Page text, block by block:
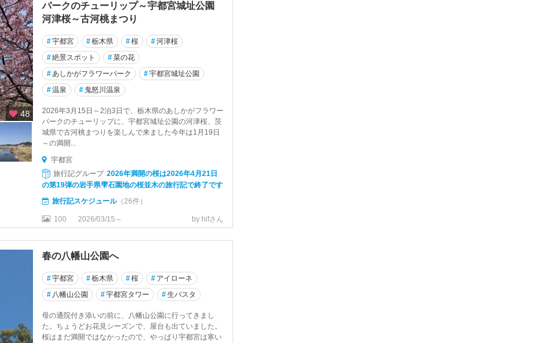
48
パークのチューリップ～宇都宮城址公園
河津桜～古河桃まつり
#宇都宮 #栃木県 #桜 #河津桜
#絶景スポット #菜の花
#あしかがフラワーパーク #宇都宮城址公園
#温泉 # 鬼怒川温泉
2026年3月15日～2泊3日で、栃木県のあしかがフラワー
パークのチューリップに、宇都宮城址公園の河津桜、茨
城県で古河桃まつりを楽しんで来ました今年は1月19日
～の満開...
宇都宮
旅行記グループ 2026年満開の桜は2026年4月21日
の第19弾の岩手県雫石園地の桜並木の旅行記で終了です
旅行記スケジュール（26件）
100 2026/03/15～ by hifさん
春の八幡山公園へ
#宇都宮 #栃木県 #桜 # アイローネ
# 八幡山公園 #宇都宮タワー #生パスタ
母の通院付き添いの前に、八幡山公園に行ってきまし
た。ちょうどお花見シーズンで、屋台も出ていました。
桜はまだ満開ではなかったので、やっぱり宇都宮は寒い